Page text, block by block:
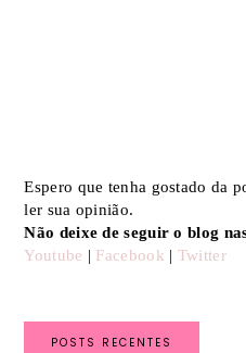
Espero que tenha gostado da
ler sua opinião.
Não deixe de seguir o blog
Youtube | Facebook | Twitter
POSTS RECENTES